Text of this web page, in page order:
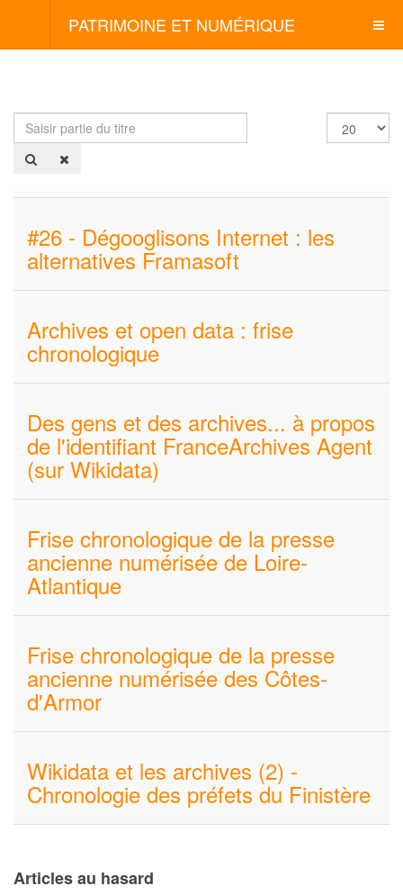
PATRIMOINE ET NUMÉRIQUE
Saisir
partie
du
Afficher
#
#26 - Dégooglisons Internet : les
alternatives Framasoft
Archives et open data : frise
chronologique
Des gens et des archives... à propos
de l'identifiant FranceArchives Agent
(sur Wikidata)
Frise chronologique de la presse
ancienne numérisée de Loire-
Atlantique
Frise chronologique de la presse
ancienne numérisée des Côtes-
d'Armor
Wikidata et les archives (2) -
Chronologie des préfets du Finistère
Articles au hasard